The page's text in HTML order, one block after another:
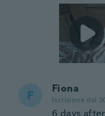
F Fiona
Iscrizione dal
6 days